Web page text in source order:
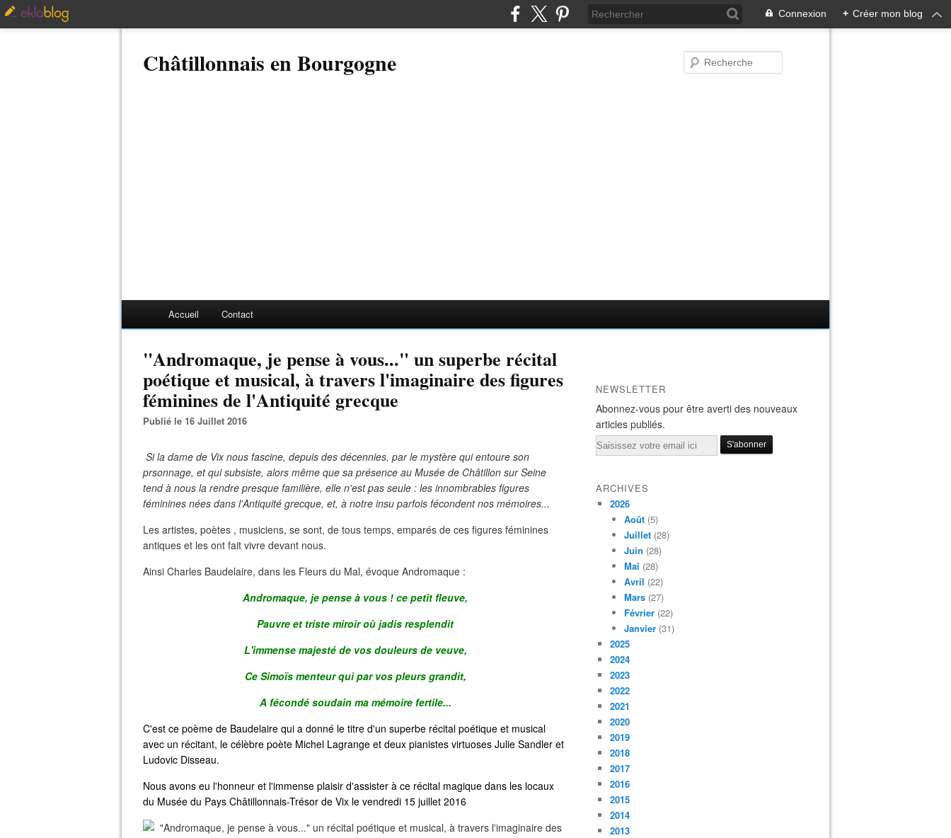
Connexion + Créer mon blog
Châtillonnais en Bourgogne
Accueil Contact
"Andromaque, je pense à vous..." un superbe récital
poétique et musical, à travers l'imaginaire des figures
féminines de l'Antiquité grecque
Publié le 16 Juillet 2016
Si la dame de Vix nous fascine, depuis des décennies, par le mystère qui entoure son
prsonnage, et qui subsiste, alors même que sa présence au Musée de Châtillon sur Seine
tend à nous la rendre presque familière, elle n'est pas seule : les innombrables figures
féminines nées dans l'Antiquité grecque, et, à notre insu parfois fécondent nos mémoires...
Les artistes, poètes , musiciens, se sont, de tous temps, emparés de ces figures féminines
antiques et les ont fait vivre devant nous.
Ainsi Charles Baudelaire, dans les Fleurs du Mal, évoque Andromaque :
Andromaque, je pense à vous ! ce petit fleuve,
Pauvre et triste miroir où jadis resplendit
L'immense majesté de vos douleurs de veuve,
Ce Simoïs menteur qui par vos pleurs grandit,
A fécondé soudain ma mémoire fertile...
C'est ce poème de Baudelaire qui a donné le titre d'un superbe récital poétique et musical
avec un récitant, le célèbre poète Michel Lagrange et deux pianistes virtuoses Julie Sandler et
Ludovic Disseau.
Nous avons eu l'honneur et l'immense plaisir d'assister à ce récital magique dans les locaux
du Musée du Pays Châtillonnais-Trésor de Vix le vendredi 15 juillet 2016
NEWSLETTER
Abonnez-vous pour être averti des nouveaux
articles publiés.
Email
ARCHIVES
2026
Août (5)
Juillet (28)
Juin (28)
Mai (28)
Avril (22)
Mars (27)
Février (22)
Janvier (31)
2025
2024
2023
2022
2021
2020
2019
2018
2017
2016
2015
2014
2013